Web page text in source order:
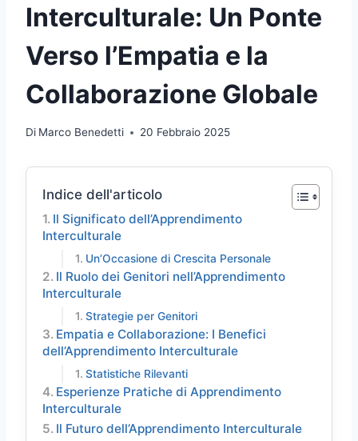
Interculturale: Un Ponte
Verso l’Empatia e la
Collaborazione Globale
Di Marco Benedetti 20 Febbraio 2025
Indice dell'articolo
Il Significato dell’Apprendimento
Interculturale
Un’Occasione di Crescita Personale
Il Ruolo dei Genitori nell’Apprendimento
Interculturale
Strategie per Genitori
Empatia e Collaborazione: I Benefici
dell’Apprendimento Interculturale
Statistiche Rilevanti
Esperienze Pratiche di Apprendimento
Interculturale
Il Futuro dell’Apprendimento Interculturale